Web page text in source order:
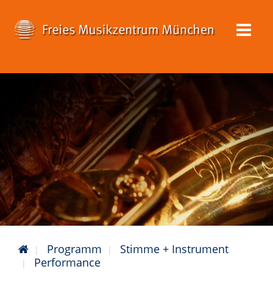
Programm
Stimme + Instrument
Performance